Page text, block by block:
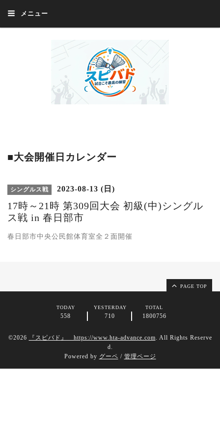
メニュー
■大会開催日カレンダー
シングルス戦 2023-08-13 (日)
17時～21時 第309回大会 初級(中)シングル
ス戦 in 春日部市
春日部市中央公民館体育室全２面開催
PAGE TOP
TODAY
558
YESTERDAY
710
TOTAL
1800756
©2026 『スピバド』 https://www.hta-advance.com. All Rights Reserve
d.
Powered by グーペ / 管理ページ